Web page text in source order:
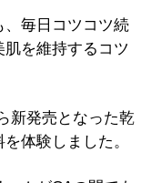
毎日コツコツ続
を維持するコツ
新発売となった乾
体験しました。